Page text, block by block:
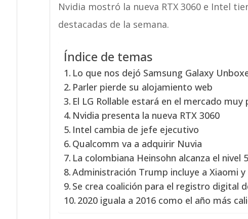
Nvidia mostró la nueva RTX 3060 e Intel
destacadas de la semana.
Índice de temas
Lo que nos dejó Samsung Galaxy
Parler pierde su alojamiento web
El LG Rollable estará en el mercado muy
Nvidia presenta la nueva RTX 3060
Intel cambia de jefe ejecutivo
Qualcomm va a adquirir Nuvia
La colombiana Heinsohn alcanza el nivel
Administración Trump incluye a Xiaomi
Se crea coalición para el registro digital
2020 iguala a 2016 como el año más